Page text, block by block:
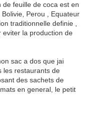
feuille de coca est en
Perou , Equateur
traditionnelle definie ,
eviter la production de
sac a dos que jai
les restaurants de
des sachets de
en general, le petit